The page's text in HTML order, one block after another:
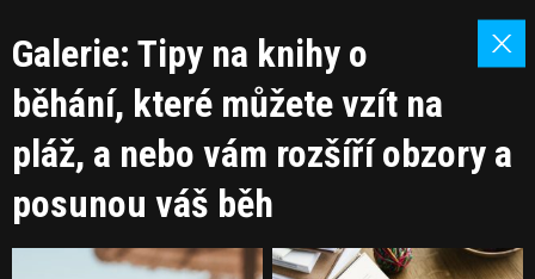
Galerie: Tipy na knihy o
běhání, které můžete vzít na
pláž, a nebo vám rozšíří obzory a
posunou váš běh